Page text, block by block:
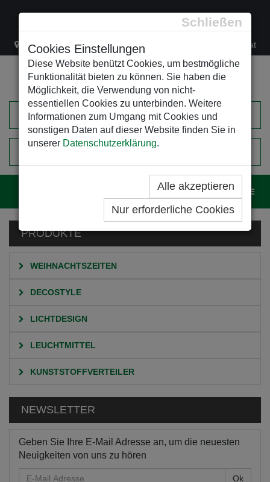
Schließen
Cookies Einstellungen
Diese Website benützt Cookies, um bestmögliche
Funktionalität bieten zu können. Sie haben die
Möglichkeit, die Verwendung von nicht-
essentiellen Cookies zu unterbinden. Weitere
Informationen zum Umgang mit Cookies und
sonstigen Daten auf dieser Website finden Sie in
unserer Datenschutzerklärung.
Alle akzeptieren
Nur erforderliche Cookies
Lacknergasse 78 +43/1/470 37 00 office@leso.at
EINKAUFSWAGEN
PRODUKTE
WEIHNACHTSZEITEN
DECOSTYLE
LICHTDESIGN
LEUCHTMITTEL
KUNSTSTOFFVERTEILER
NEWSLETTER
Geben Sie Ihre E-Mail Adresse an, um die neuesten
Neuigkeiten von uns zu hören